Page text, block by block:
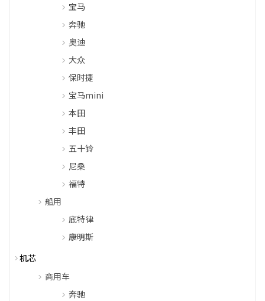
宝马
奔驰
奥迪
大众
保时捷
宝马mini
本田
丰田
五十铃
尼桑
福特
船用
底特律
康明斯
机芯
商用车
奔驰